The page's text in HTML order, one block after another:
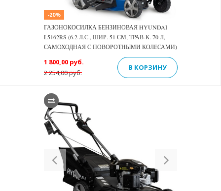
-20%
ГАЗОНОКОСИЛКА БЕНЗИНОВАЯ HYUNDAI
L5162RS (6.2 Л.С., ШИР. 51 СМ, ТРАВ-К. 70 Л,
САМОХОДНАЯ С ПОВОРОТНЫМИ КОЛЕСАМИ)
2 254,00 руб.
1 800,00 руб.
В КОРЗИНУ
Previous